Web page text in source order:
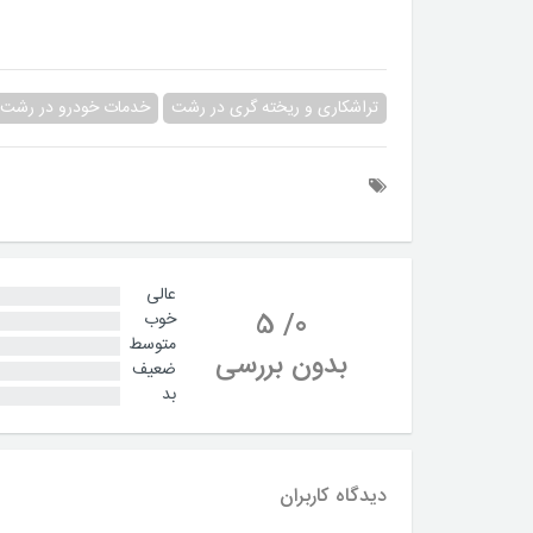
تراشکاری و ریخته گری در رشت خدمات خودرو در رشت
0
/
5
بدون بررسی
عالی
خوب
متوسط
ضعیف
بد
دیدگاه کاربران